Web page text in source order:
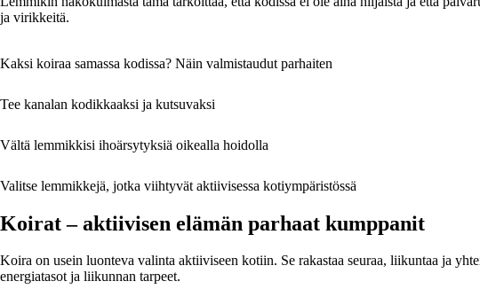
ja virikkeitä.
Kaksi koiraa samassa kodissa? Näin valmistaudut parhaiten
Tee kanalan kodikkaaksi ja kutsuvaksi
Vältä lemmikkisi ihoärsytyksiä oikealla hoidolla
Valitse lemmikkejä, jotka viihtyvät aktiivisessa kotiympäristössä
Koirat – aktiivisen elämän parhaat kumppanit
Koira on usein luonteva valinta aktiiviseen kotiin. Se rakastaa seuraa, liikuntaa ja
energiatasot ja liikunnan tarpeet.